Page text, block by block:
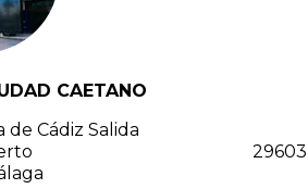
CAETANO
de Cádiz Salida